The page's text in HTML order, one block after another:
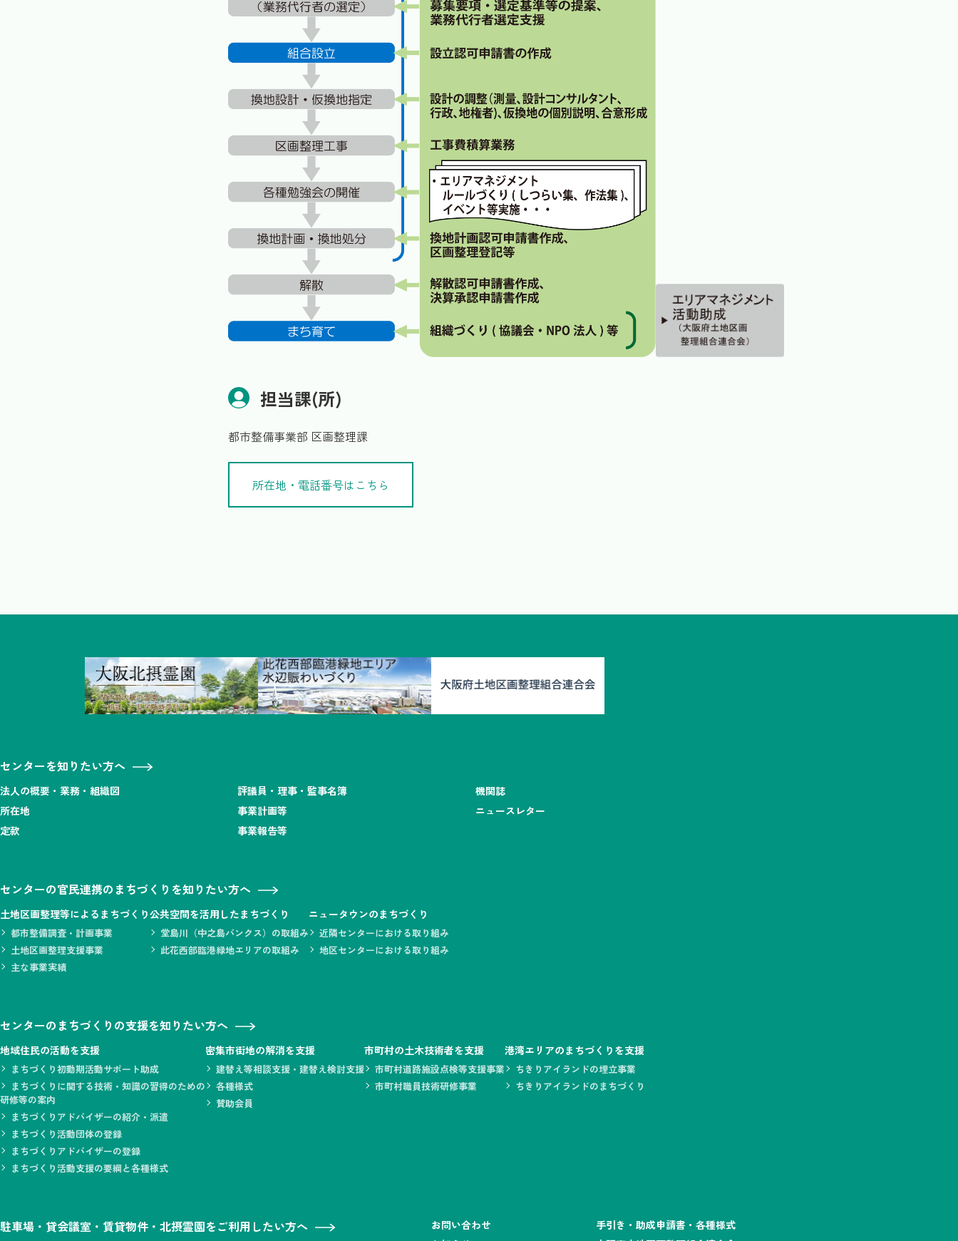
担当課(所)
都市整備事業部 区画整理課
所在地・電話番号はこちら
センターを知りたい方へ
法人の概要・業務・組織図 評議員・理事・監事名簿
機関誌
所在地
事業計画等
ニュースレター
定款
事業報告等
センターの官民連携のまちづくりを知りたい方へ
土地区画整理等によるまちづくり
都市整備調査・計画事業
土地区画整理支援事業
主な事業実績
公共空間を活用したまちづくり
堂島川（中之島バンクス）の取組み
此花西部臨港緑地エリアの取組み
ニュータウンのまちづくり
近隣センターにおける取り組み
地区センターにおける取り組み
センターのまちづくりの支援を知りたい方へ
地域住民の活動を支援
まちづくり初動期活動サポート助成
まちづくりに関する技術・知識の習得のための
研修等の案内
まちづくりアドバイザーの紹介・派遣
まちづくり活動団体の登録
まちづくりアドバイザーの登録
まちづくり活動支援の要綱と各種様式
密集市街地の解消を支援
建替え等相談支援・建替え検討支援
各種様式
賛助会員
市町村の土木技術者を支援
市町村道路施設点検等支援事業
市町村職員技術研修事業
港湾エリアのまちづくりを支援
ちきりアイランドの埋立事業
ちきりアイランドのまちづくり
駐車場・貸会議室・賃貸物件・北摂霊園をご利用したい方へ
お問い合わせ
手引き・助成申請書・各種様式